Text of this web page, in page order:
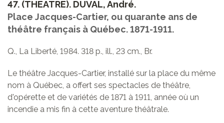
47. (THEATRE). DUVAL, André.
Place Jacques-Cartier, ou quarante ans de
théâtre français à Québec. 1871-1911.
Q., La Liberté, 1984. 318 p., ill., 23 cm., Br.
Le théâtre Jacques-Cartier, installé sur la place du même
nom à Québec, a offert ses spectacles de théâtre,
d'opérette et de variétés de 1871 à 1911, année où un
incendie a mis fin à cette aventure théâtrale.